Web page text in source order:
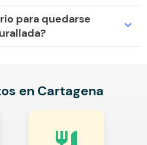
para quedarse
expand_more
en Cartagena